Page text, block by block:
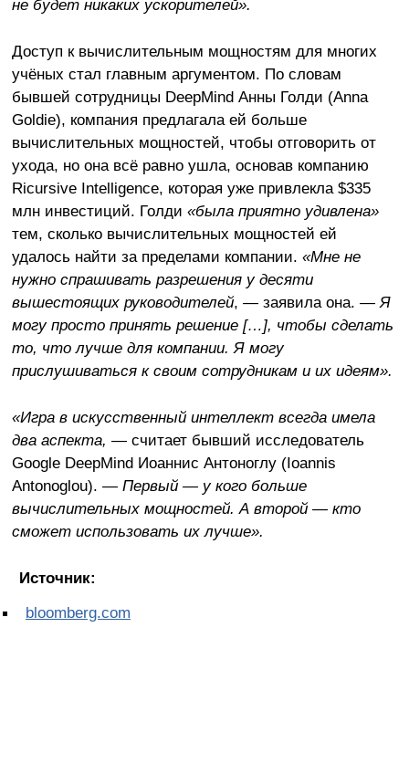
не будет никаких ускорителей».
Доступ к вычислительным мощностям для многих
учёных стал главным аргументом. По словам
бывшей сотрудницы DeepMind Анны Голди (Anna
Goldie), компания предлагала ей больше
вычислительных мощностей, чтобы отговорить от
ухода, но она всё равно ушла, основав компанию
Ricursive Intelligence, которая уже привлекла $335
млн инвестиций. Голди «была приятно удивлена»​​
тем, сколько вычислительных мощностей ей
удалось найти за пределами компании. «Мне не
нужно спрашивать разрешения у десяти
вышестоящих руководителей, — заявила она. — Я
могу просто принять решение […], чтобы сделать
то, что лучше для компании. Я могу
прислушиваться к своим сотрудникам и их идеям».
«Игра в искусственный интеллект всегда имела
два аспекта, — считает бывший исследователь
Google DeepMind Иоаннис Антоноглу (Ioannis
Antonoglou). — Первый — у кого больше
вычислительных мощностей. А второй — кто
сможет использовать их лучше».
Источник:
bloomberg.com